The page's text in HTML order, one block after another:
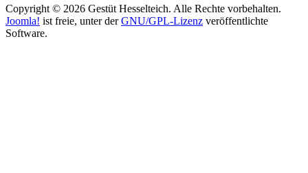
Copyright © 2026 Gestüt Hesselteich. Alle Rechte vorbehalten.
Joomla! ist freie, unter derGNU/GPL-Lizenz veröffentlichte
Software.